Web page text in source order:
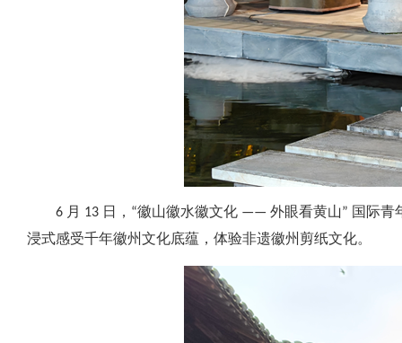
6 月 13 日，“徽山徽水徽文化 —— 外眼看黄山” 国际青
浸式感受千年徽州文化底蕴，体验非遗徽州剪纸文化。